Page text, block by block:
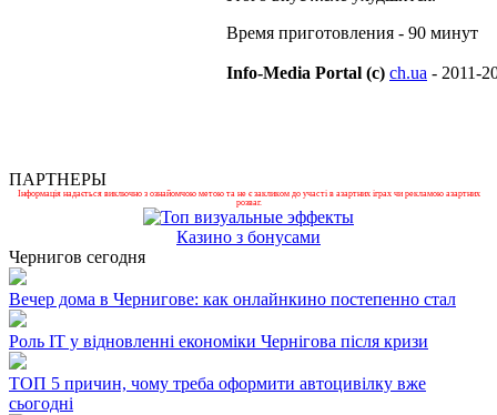
Время приготовления - 90 минут
Info-Media Portal (c) ch.ua - 2011-
ПАРТНЕРЫ
Інформація надається виключно з ознайомчою метою та не є закликом до участі в азартних іграх чи рекламою азартних
розваг.
Казино з бонусами
Чернигов сегодня
Вечер дома в Чернигове: как онлайнкино постепенно стал
Роль ІТ у відновленні економіки Чернігова після кризи
ТОП 5 причин, чому треба оформити автоцивілку вже
сьогодні